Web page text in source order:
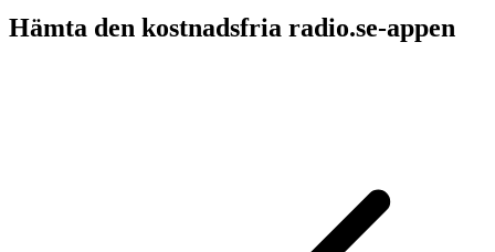
Hämta den kostnadsfria radio.se-appen